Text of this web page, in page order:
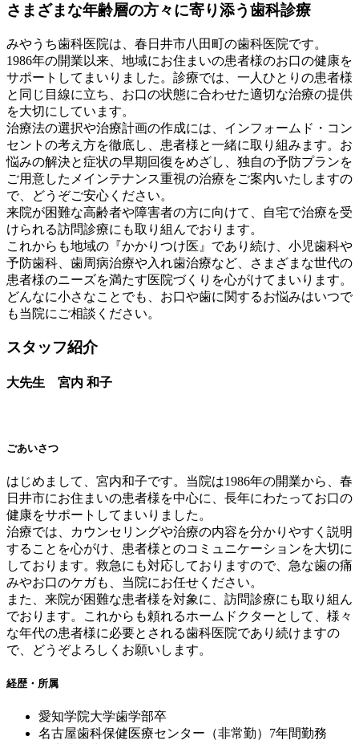
さまざまな年齢層の方々に寄り添う歯科診療
みやうち歯科医院は、春日井市八田町の歯科医院です。
1986年の開業以来、地域にお住まいの患者様のお口の健康を
サポートしてまいりました。診療では、一人ひとりの患者様
と同じ目線に立ち、お口の状態に合わせた適切な治療の提供
を大切にしています。
治療法の選択や治療計画の作成には、インフォームド・コン
セントの考え方を徹底し、患者様と一緒に取り組みます。お
悩みの解決と症状の早期回復をめざし、独自の予防プランを
ご用意したメインテナンス重視の治療をご案内いたしますの
で、どうぞご安心ください。
来院が困難な高齢者や障害者の方に向けて、自宅で治療を受
けられる訪問診療にも取り組んでおります。
これからも地域の『かかりつけ医』であり続け、小児歯科や
予防歯科、歯周病治療や入れ歯治療など、さまざまな世代の
患者様のニーズを満たす医院づくりを心がけてまいります。
どんなに小さなことでも、お口や歯に関するお悩みはいつで
も当院にご相談ください。
スタッフ紹介
大先生 宮内 和子
ごあいさつ
はじめまして、宮内和子です。当院は1986年の開業から、春
日井市にお住まいの患者様を中心に、長年にわたってお口の
健康をサポートしてまいりました。
治療では、カウンセリングや治療の内容を分かりやすく説明
することを心がけ、患者様とのコミュニケーションを大切に
しております。救急にも対応しておりますので、急な歯の痛
みやお口のケガも、当院にお任せください。
また、来院が困難な患者様を対象に、訪問診療にも取り組ん
でおります。これからも頼れるホームドクターとして、様々
な年代の患者様に必要とされる歯科医院であり続けますの
で、どうぞよろしくお願いします。
経歴・所属
愛知学院大学歯学部卒
名古屋歯科保健医療センター（非常勤）7年間勤務